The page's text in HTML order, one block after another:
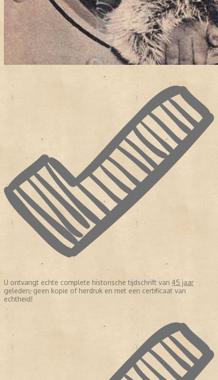
U ontvangt echte complete historische tijdschrift van 45 jaar
geleden, geen kopie of herdruk en met een certificaat van
echtheid!